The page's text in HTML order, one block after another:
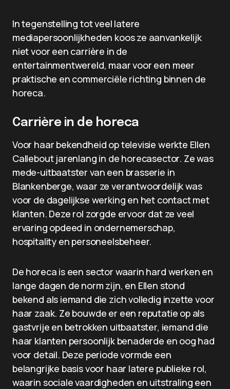
In tegenstelling tot veel latere
mediapersoonlijkheden koos ze aanvankelijk
niet voor een carrière in de
entertainmentwereld, maar voor een meer
praktische en commerciële richting binnen de
horeca.
Carrière in de horeca
Voor haar bekendheid op televisie werkte Ellen
Callebout jarenlang in de horecasector. Ze was
mede-uitbaatster van een brasserie in
Blankenberge, waar ze verantwoordelijk was
voor de dagelijkse werking en het contact met
klanten. Deze rol zorgde ervoor dat ze veel
ervaring opdeed in ondernemerschap,
hospitality en personeelsbeheer.
De horeca is een sector waarin hard werken en
lange dagen de norm zijn, en Ellen stond
bekend als iemand die zich volledig inzette voor
haar zaak. Ze bouwde er een reputatie op als
gastvrije en betrokken uitbaatster, iemand die
haar klanten persoonlijk benaderde en oog had
voor detail. Deze periode vormde een
belangrijke basis voor haar latere publieke rol,
waarin sociale vaardigheden en uitstraling een